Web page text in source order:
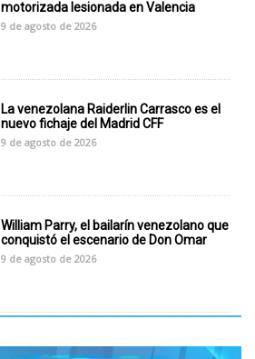
motorizada lesionada en Valencia
9 de agosto de 2026
La venezolana Raiderlin Carrasco es el
nuevo fichaje del Madrid CFF
9 de agosto de 2026
William Parry, el bailarín venezolano que
conquistó el escenario de Don Omar
9 de agosto de 2026